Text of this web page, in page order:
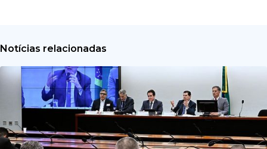
Notícias relacionadas